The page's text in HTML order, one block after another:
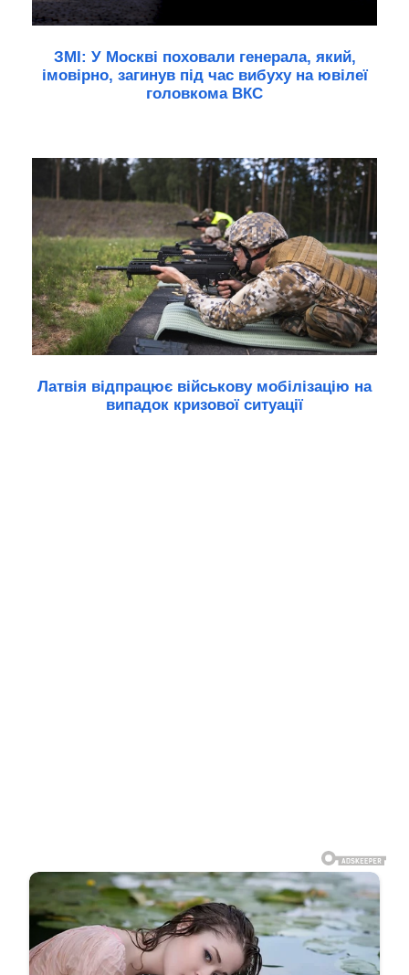
ЗМІ: У Москві поховали генерала, який,
імовірно, загинув під час вибуху на ювілеї
головкома ВКС
Латвія відпрацює військову мобілізацію на
випадок кризової ситуації